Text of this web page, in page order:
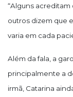
“Alguns acreditam
outros dizem que
varia em cada
Além da fala, a
principalmente a
irmã, Catarina